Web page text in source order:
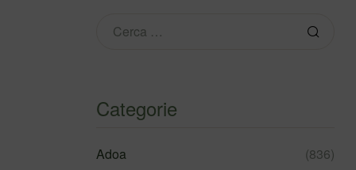
Categorie
Adoa
(836)